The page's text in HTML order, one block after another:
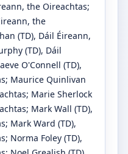
the Oireachtas;
the
(TD), Dáil Éireann,
(TD), Dáil
O'Connell (TD),
; Maurice Quinlivan
; Marie Sherlock
; Mark Wall (TD),
; Mark Ward (TD),
; Norma Foley (TD),